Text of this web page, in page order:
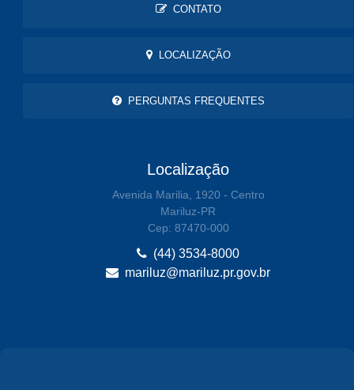
CONTATO
LOCALIZAÇÃO
PERGUNTAS FREQUENTES
Localização
Avenida Marilia, 1920 - Centro
Mariluz-PR
Cep: 87470-000
(44) 3534-8000
mariluz@mariluz.pr.gov.br